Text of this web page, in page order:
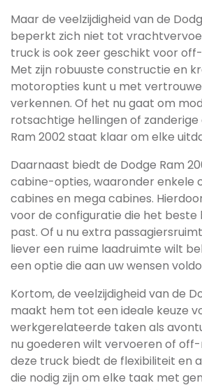
Maar de veelzijdigheid van de
beperkt zich niet tot
truck is ook zeer geschikt voor
Met zijn robuuste constructie en
motoropties kunt u met
verkennen. Of het nu gaat om
rotsachtige hellingen of zanderige
Ram 2002 staat klaar om elke
Daarnaast biedt de Dodge Ram
cabine-opties, waaronder enkele
cabines en mega cabines.
voor de configuratie die het beste
past. Of u nu extra
liever een ruime laadruimte wilt
een optie die aan uw wensen
Kortom, de veelzijdigheid van de
maakt hem tot een ideale keuze
werkgerelateerde taken als
nu goederen wilt vervoeren of
deze truck biedt de flexibiliteit en
die nodig zijn om elke taak met